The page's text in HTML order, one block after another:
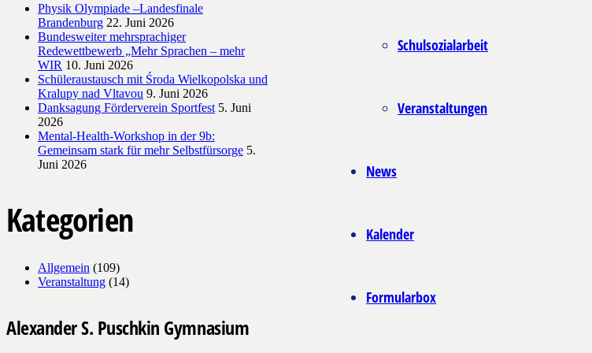
Schulsozialarbeit
Veranstaltungen
News
Kalender
Formularbox
Physik Olympiade –Landesfinale
Brandenburg 22. Juni 2026
Bundesweiter mehrsprachiger
Redewettbewerb „Mehr Sprachen – mehr
WIR 10. Juni 2026
Schüleraustausch mit Środa Wielkopolska und
Kralupy nad Vltavou 9. Juni 2026
Danksagung Förderverein Sportfest 5. Juni
2026
Mental-Health-Workshop in der 9b:
Gemeinsam stark für mehr Selbstfürsorge 5.
Juni 2026
Kategorien
Allgemein (109)
Veranstaltung (14)
Alexander S. Puschkin Gymnasium